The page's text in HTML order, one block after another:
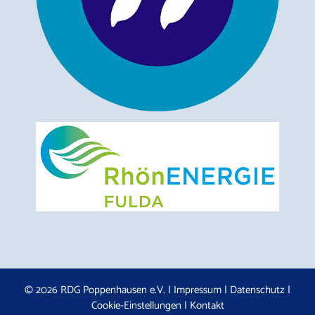
© 2026 RDG Poppenhausen e.V. | Impressum | Datenschutz |
Cookie-Einstellungen | Kontakt